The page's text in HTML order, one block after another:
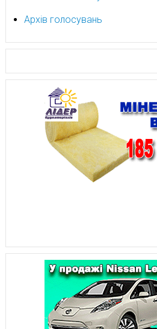
Архів голосувань